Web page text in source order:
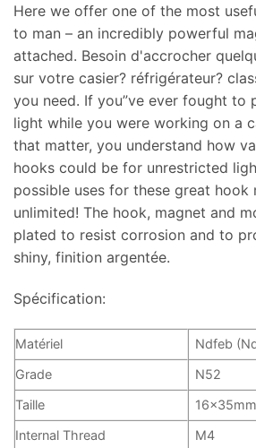
Here we offer one of the most
to man – an incredibly powerful
attached. Besoin d'accrocher
sur votre casier? réfrigérateur?
you need. If you”ve ever fought to
light while you were working on a
that matter, you understand how
hooks could be for unrestricted
possible uses for these great hook
unlimited! The hook, magnet and
plated to resist corrosion and to
shiny, finition argentée.
Spécification:
Matériel Ndfeb (
Grade
N52
Taille
16x35mm
Internal Thread
M4